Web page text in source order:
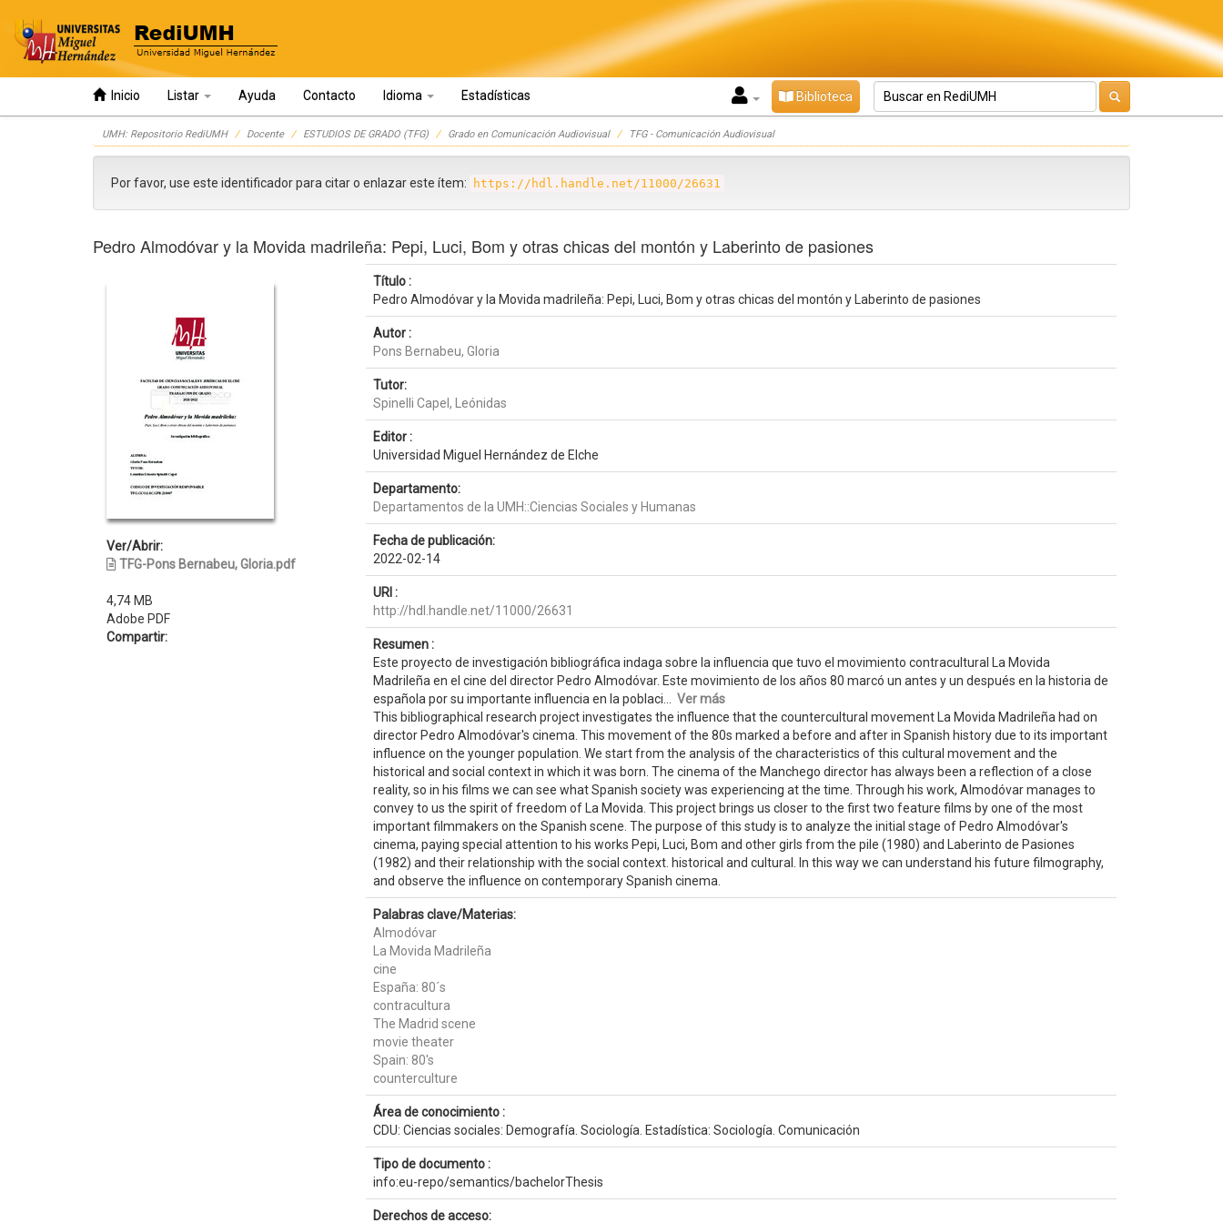
Inicio Listar Ayuda Contacto Idioma Estadísticas Biblioteca
UMH: Repositorio RediUMH Docente ESTUDIOS DE GRADO (TFG) Grado en Comunicación Audiovisual TFG - Comunicación Audiovisual
Por favor, use este identificador para citar o enlazar este ítem: https://hdl.handle.net/11000/26631
Pedro Almodóvar y la Movida madrileña: Pepi, Luci, Bom y otras chicas del montón y Laberinto de pasiones
Ver/Abrir:
TFG-Pons Bernabeu, Gloria.pdf
4,74 MB
Adobe PDF
Compartir:
Título :
Pedro Almodóvar y la Movida madrileña: Pepi, Luci, Bom y otras chicas del montón y Laberinto de pasiones
Autor :
Pons Bernabeu, Gloria
Tutor:
Spinelli Capel, Leónidas
Editor :
Universidad Miguel Hernández de Elche
Departamento:
Departamentos de la UMH::Ciencias Sociales y Humanas
Fecha de publicación:
2022-02-14
URI :
http://hdl.handle.net/11000/26631
Resumen :
Este proyecto de investigación bibliográfica indaga sobre la influencia que tuvo el movimiento contracultural La Movida
Madrileña en el cine del director Pedro Almodóvar. Este movimiento de los años 80 marcó un antes y un después en la historia de
española por su importante influencia en la poblaci... Ver más
This bibliographical research project investigates the influence that the countercultural movement La Movida Madrileña had on
director Pedro Almodóvar's cinema. This movement of the 80s marked a before and after in Spanish history due to its important
influence on the younger population. We start from the analysis of the characteristics of this cultural movement and the
historical and social context in which it was born. The cinema of the Manchego director has always been a reflection of a close
reality, so in his films we can see what Spanish society was experiencing at the time. Through his work, Almodóvar manages to
convey to us the spirit of freedom of La Movida. This project brings us closer to the first two feature films by one of the most
important filmmakers on the Spanish scene. The purpose of this study is to analyze the initial stage of Pedro Almodóvar's
cinema, paying special attention to his works Pepi, Luci, Bom and other girls from the pile (1980) and Laberinto de Pasiones
(1982) and their relationship with the social context. historical and cultural. In this way we can understand his future filmography,
and observe the influence on contemporary Spanish cinema.
Palabras clave/Materias:
Almodóvar
La Movida Madrileña
cine
España: 80´s
contracultura
The Madrid scene
movie theater
Spain: 80's
counterculture
Área de conocimiento :
CDU: Ciencias sociales: Demografía. Sociología. Estadística: Sociología. Comunicación
Tipo de documento :
info:eu-repo/semantics/bachelorThesis
Derechos de acceso: